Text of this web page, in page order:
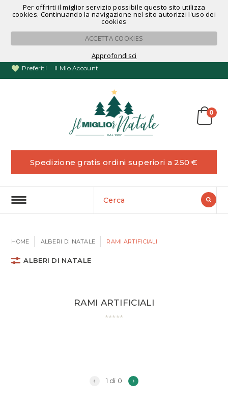
Per offrirti il miglior servizio possibile questo sito utilizza
cookies. Continuando la navigazione nel sito autorizzi l'uso dei
cookies
ACCETTA COOKIES
Approfondisci
Noleggio Alberi di Natale
Preferiti Il Mio Account
0
Spedizione gratis ordini superiori a 250 €
HOME ALBERI DI NATALE RAMI ARTIFICIALI
ALBERI DI NATALE
RAMI ARTIFICIALI
‹ 1 di 0 ›